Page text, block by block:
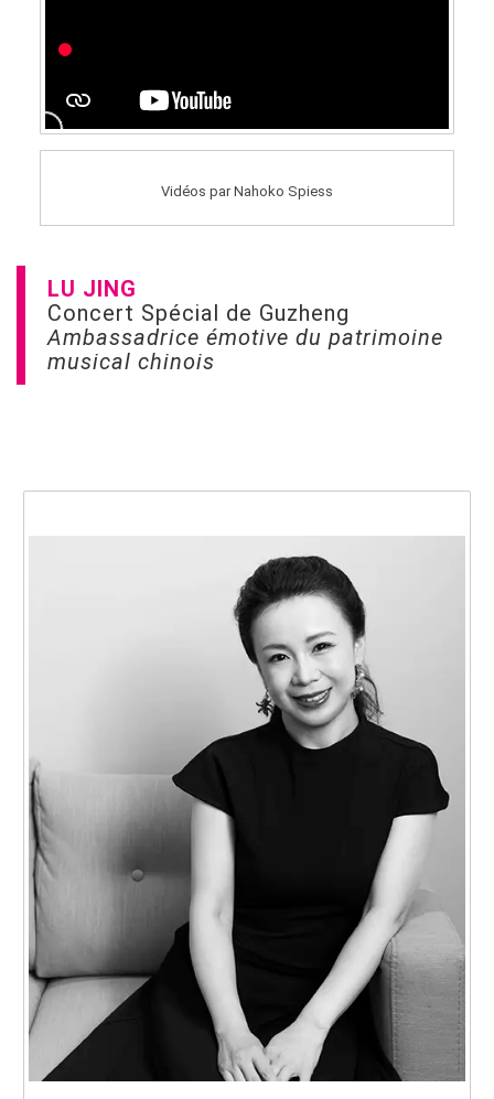
Vidéos par Nahoko Spiess
LU JING
Concert Spécial de Guzheng
Ambassadrice émotive du patrimoine
musical chinois